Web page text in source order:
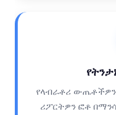
የላብራቶሪ
ሪፖርትዎን ፎቶ
Slovenščina